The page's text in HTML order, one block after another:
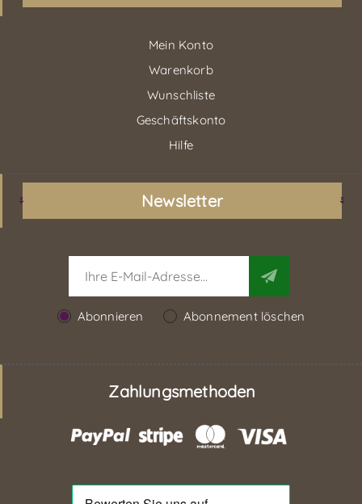
Mein Konto
Warenkorb
Wunschliste
Geschäftskonto
Hilfe
Newsletter
Abonnieren Abonnement löschen
Zahlungsmethoden